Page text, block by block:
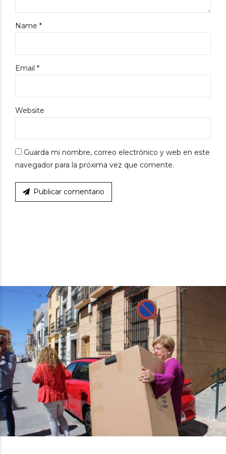
Name *
Email *
Website
Guarda mi nombre, correo electrónico y web en este
navegador para la próxima vez que comente.
Publicar comentario